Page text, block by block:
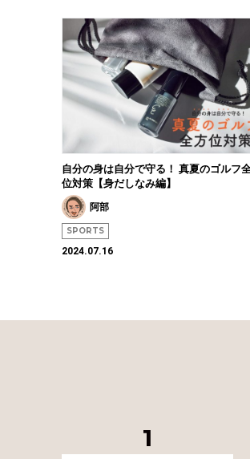
自分の身は自分で守る！ 真夏のゴルフ
位対策【身だしなみ編】
阿部
SPORTS
2024.07.16